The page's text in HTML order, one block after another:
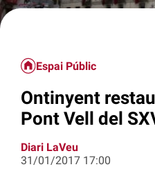
Espai Públic
Ontinyent
Pont Vell del
Diari LaVeu
31/01/2017 17:00